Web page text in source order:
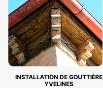
INSTALLATION DE GOUTTIÈRE
YVELINES